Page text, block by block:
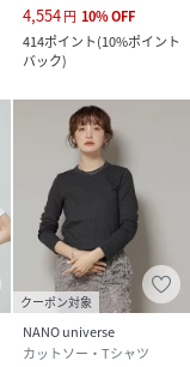
4,554円 10%OFF
414ポイント(10%ポイント
バック)
クーポン対象
NANO universe
カットソー・Tシャツ